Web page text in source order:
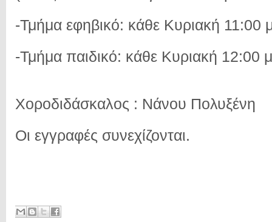
-Τμήμα εφηβικό: κάθε Κυριακή 11:00
-Τμήμα παιδικό: κάθε Κυριακή 12:00
Χοροδιδάσκαλος : Νάνου Πολυξένη
Οι εγγραφές συνεχίζονται.